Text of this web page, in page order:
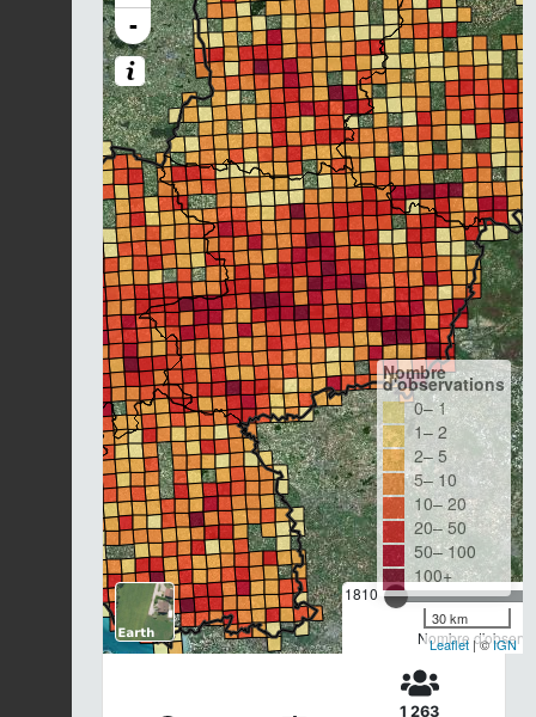
-
1810
Nombre
Nombre
d'observations
0– 1
1– 2
2– 5
5– 10
10– 20
20– 50
50– 100
100+
30 km
Leaflet | ©IGN
1 263